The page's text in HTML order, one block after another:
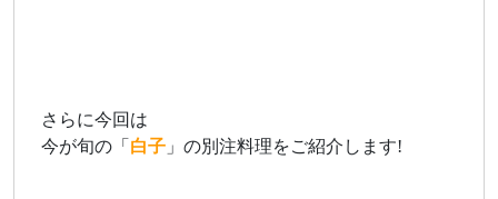
さらに今回は
今が旬の「 白子 」の別注料理をご紹介します!